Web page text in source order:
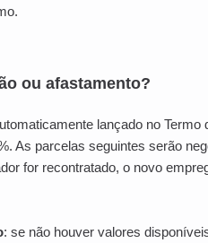
ou afastamento?
lançado no Termo
As parcelas seguintes serão
for recontratado, o novo
: se não houver valores